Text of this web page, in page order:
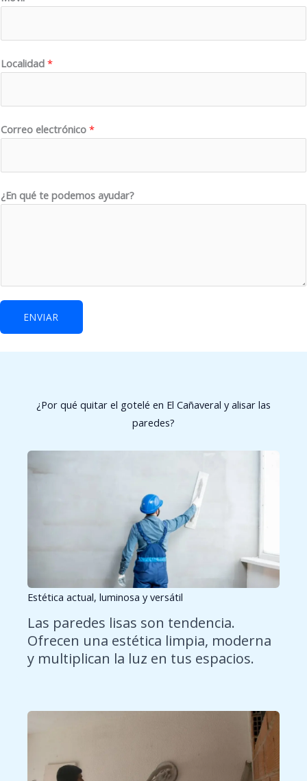
u
a
?
Localidad *
Correo electrónico *
¿En qué te podemos ayudar?
ENVIAR
¿Por qué quitar el gotelé en El Cañaveral y alisar las
paredes?
Estética actual, luminosa y versátil
Las paredes lisas son tendencia.
Ofrecen una estética limpia, moderna
y multiplican la luz en tus espacios.